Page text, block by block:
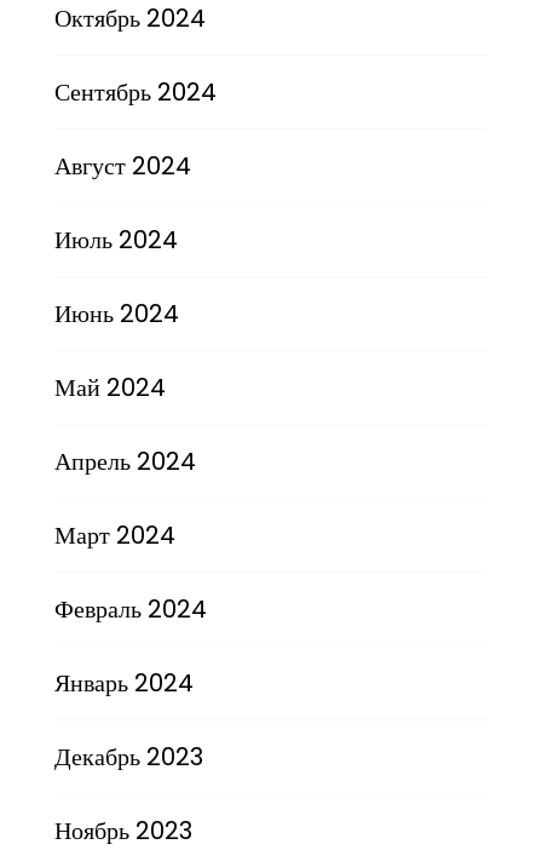
Октябрь 2024
Сентябрь 2024
Август 2024
Июль 2024
Июнь 2024
Май 2024
Апрель 2024
Март 2024
Февраль 2024
Январь 2024
Декабрь 2023
Ноябрь 2023